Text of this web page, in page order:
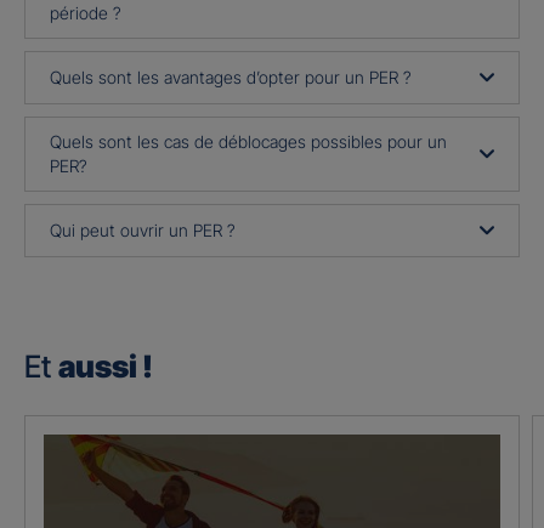
période ?
Quels sont les avantages d’opter pour un PER ?
Quels sont les cas de déblocages possibles pour un
PER?
Qui peut ouvrir un PER ?
Et aussi !